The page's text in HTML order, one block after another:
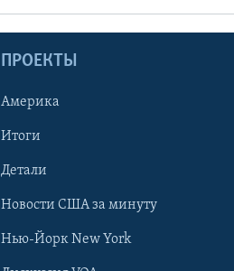
ПРОЕКТЫ
Америка
Итоги
Детали
Новости США за минуту
Нью-Йорк New York